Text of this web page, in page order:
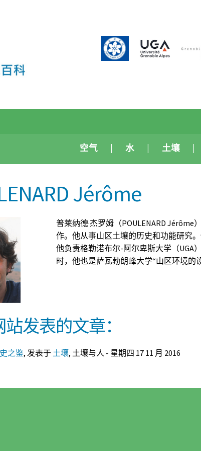
空气 水 土壤
Jérôme
普莱纳德·杰罗姆（POULENARD
作。他从事山区土壤的历史和功能研究
他负责格勒诺布尔-阿尔卑斯大学（UGA
时，他也是萨瓦勃朗峰大学“山区环境的
发表的文章：
之鉴, 发表于 土壤, 土壤与人 - 星期四 17 11 月 2016